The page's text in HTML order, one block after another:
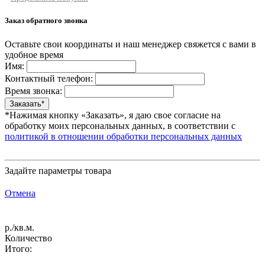
Заказ обратного звонка
Оставьте свои координаты и наш менеджер свяжется с вами в
удобное время
Имя:
Контактный телефон:
Время звонка:
*Нажимая кнопку «Заказать», я даю свое согласие на
обработку моих персональных данных, в соответствии с
политикой в отношении обработки персональных данных
Задайте параметры товара
Отмена
р./кв.м.
Количество
Итого: